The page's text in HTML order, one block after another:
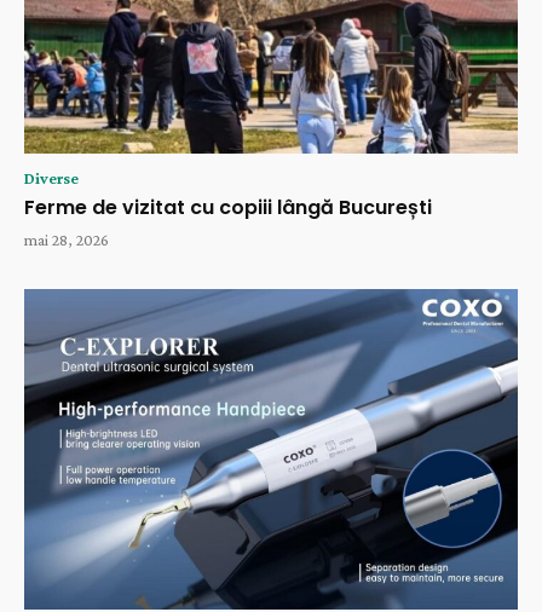
Diverse
Ferme de vizitat cu copiii lângă București
mai 28, 2026